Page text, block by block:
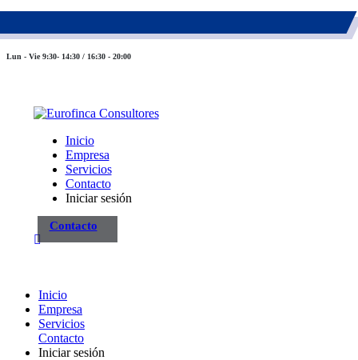
Lun - Vie 9:30- 14:30 / 16:30 - 20:00
Inicio
Empresa
Servicios
Contacto
Iniciar sesión
Contacto
Inicio
Empresa
Servicios
Contacto
Iniciar sesión